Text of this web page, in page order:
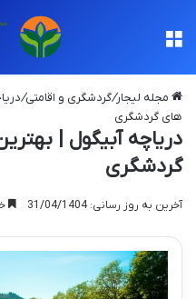
مجله لیجار/گردشگری و اقامتی/
های گردشگری
دریاچه آبیگول |
گردشگری
آخرین به روز رسانی: 31/04/1404